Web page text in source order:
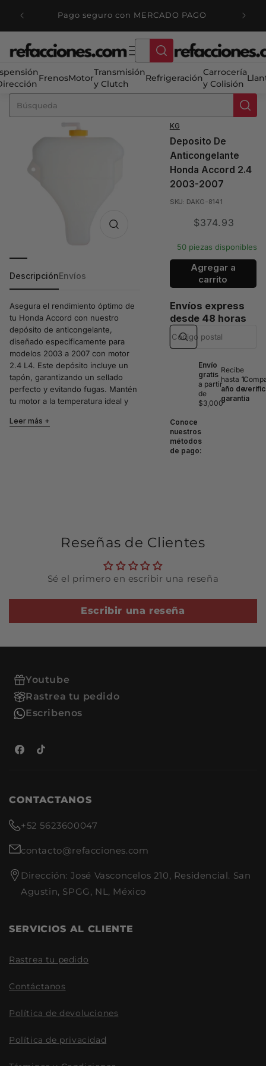
directamentePago seguro con MERCADO PAGO
FrenosMotor
Transmisión
y Clutch
Refrigeración
Carrocería
y Colisión
DescripciónEnvíos
Asegura el rendimiento óptimo de
tu Honda Accord con nuestro
depósito de anticongelante,
diseñado específicamente para
modelos 2003 a 2007 con motor
2.4 L4. Este depósito incluye un
tapón, garantizando un sellado
perfecto y evitando fugas. Mantén
tu motor a la temperatura ideal y
con esta pieza de alta calidad.
Características Principales:
Fabricado con materiales
duraderos
seguro
Ayuda a mantener la
temperatura del motor
Refacciones - Tu tienda de
Leer más
KG
Deposito De
Anticongelante
Honda Accord 2.4
2003-2007
SKU: DAKG-8141
Translation
$374.93
50 piezas disponibles
Agregar a
carrito
Envíos express
desde 48 horas
Envío
gratis
a partir
de
$3,000
Recibe
hasta 1
año de
garantía
Conoce
nuestros
métodos
de pago:
Reseñas de Clientes
Sé el primero en escribir una reseña
Escribir una reseña
Youtube
Rastrea tu pedido
Escribenos
Facebook
TikTok
CONTACTANOS
+52 5623600047
contacto@refacciones.com
Dirección: José Vasconcelos 210, Residencial. San
Agustin, SPGG, NL, México
SERVICIOS AL CLIENTE
Rastrea tu pedido
Contáctanos
Política de devoluciones
Política de privacidad